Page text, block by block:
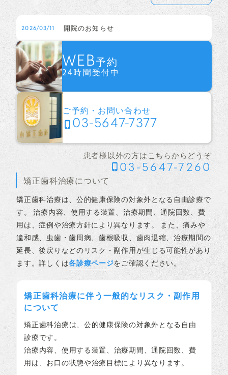
2026/03/11 開院のお知らせ
WEB予約
24時間受付中
ご予約・お問い合わせ
03-5647-7377
患者様以外の方はこちらからどうぞ
03-5647-7260
矯正歯科治療について
矯正歯科治療は、公的健康保険の対象外となる自由診療で
す。 治療内容、使用する装置、治療期間、通院回数、費
用は、症例や治療方針により異なります。 また、痛みや
違和感、虫歯・歯周病、歯根吸収、歯肉退縮、治療期間の
延長、後戻りなどのリスク・副作用が生じる可能性があり
ます。詳しくは各診療ページをご確認ください。
矯正歯科治療に伴う一般的なリスク・副作用
について
矯正歯科治療は、公的健康保険の対象外となる自由
診療です。
治療内容、使用する装置、治療期間、通院回数、費
用は、お口の状態や治療目標により異なります。